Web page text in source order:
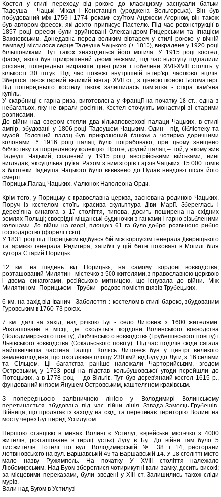
Костел у стилі переходу від рококо до класицизму заснували батьки
Тадеуша - Чацькі Міхал і Констанція (уроджена Вельгорська). Він був
побудований між 1759 і 1774 роками єзуїтом Анджеєм Агорном, він також
був автором фресок, які дехто приписує Пастелю. Під час реконструкції в
1857 році фрески були зруйновані Олександром Рицерським та Ігнацієм
Важневським. Донедавна перед великим вівтарем у стилі рококо у вічній
лампаді містилося серце Тадеуша Чацького (+ 1816), викрадене у 1920 році
більшовиками. Тут також знаходиться його могила. У 1915 році костел,
фасад якого був прикрашений двома вежами, під час відступу підпалили
росіяни, попередньо викравши цінні ризи і гобелени XVII-XVIII століть у
кількості 30 штук. Під час пожежі внутрішній інтер'єр частково вцілів.
Зберігся також гарний великий вівтар XVII ст., з цінною іконою Богоматері.
Від попереднього костелу також залишилась пам’ятка - стара кам’яна
купіль.
У скарбниці є гарна риза, виготовлена у Франції на початку 18 ст., одна з
небагатьох, яку не вкрали росіяни. Костел оточують монастирі зі старими
розписами.
До війни над озером стояли два кількаповерхові палаци Чацьких, в стилі
ампір, збудовані у 1806 році Тадеушем Чацьким. Один - під бібліотеку та
музей. Головний палац був прикрашений ґанком з чотирма доричними
колонами. У 1916 році палац було пограбовано, при цьому знищено
бібліотеку та порцелянову колекцію. Проте, другий палац – той, у якому жив
Тадеуш Чацький, спалений у 1915 році австрійськими військами, нині
виглядає, як суцільна руїна. Разом з ним згорів і архів Чацьких. 15 000 томів
з бліотеки Тадеуша Чацького було вивезено до Пулав невдовзі після його
смерті.
Порицьк.Палац Чацьких. Малюнок Наполеона Орди.
Крім того, у Порицьку є православна церква, заснована родиною Чацьких.
Поруч із костелом стоїть красива скульптура Діви Марії. Збереглась і
дерев’яна синагога з 17 століття, типова, досить поширена на східних
землях Польщі; своєрідні міщанські будиночки з ганками і гарно різьбленими
колонами. До війни на озері, площею 61 га було добре розвинене рибне
господарство (форелі і сигі).
У 1831 році під Порицьком відбувся бій між корпусом генерала Дверніцького
та армією генерала Ридигера, загиблі у цій битві поховані в Могилі біля
хутора Старий Порицьк.
12 км. на південь від Порицька, на самому кордоні воєводства,
розташований Милятин - містечко з 500 жителями, з православною церквою
і двома синагогами, російською митницею, що існувала до війни. Між
Милятином і Порицьком – Трубки - родове помістя князів Трубецьких.
6 км. на захід від Іванич - Заболоття з костелом в стилі бароко, збудованим
Гуровським в 1760-73 роках.
7 км. далі на захід, над річкою Буг - село Литовеж з 1600 жителями.
Розташоване в місці, де сходяться кордони Волинського воєводства
(Володимирського повіту), Люблінського воєводства (Грубешівського повіту) і
Львівського воєводства (Сокальського повіту). Під час поділів сюди сягала
найпівнічніша частина Галіції. Колись Литовеж був у центрі великого
землеволодіння, що охоплював площу 230 км2 від Бугу до Луги, з 16 селами
та Сільцем. Ці багатства раніше належали Чарторийським, згодом
Острозьким, у 1753 році на підставі кольбушовської угоди перейшли до
Потоцьких, а в 1778 році – до Вільгів. Тут був дерев'янаий костел 1615 р.,
фундований князем Янушем Островським, каштеляном краківськм.
З попередньоєю залізничною лінією у Володимирі Волинському
перетинається збудована під час війни лінія Завада-Замосць-Грубешів-
Війница, що пролягає із заходу на схід, та перетинає територію Волині на
мосту через Буг перед Устилугом.
Першою станцією в межах Волині є Устилуг, єврейське містечко з 4000
жителів, розташоване в гирлі( устьє) Лугу в Буг. До війни там було 5
тис.жителів. Готелі по вул. Володимирській № 38 і 14, ресторани
Лотвіновського на вул. Варшавській 49 та Варшавській 14. У 18 столітті місто
мало назву Ружямполь. На початку У XVIII століття належало
Любомирським. Над Буом збереглися чотирикутні вали замку, досить високі;
за місцевими переказами, були зведені у ХІІІ ст. Залишились також сліди
мурів.
Вали над Бугом в Устилузі